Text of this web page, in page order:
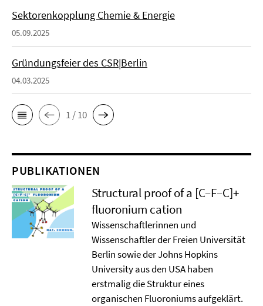
Sektorenkopplung Chemie & Energie
05.09.2025
Gründungsfeier des CSR|Berlin
04.03.2025
1 / 10
PUBLIKATIONEN
Structural proof of a [C–F–C]+
ﬂuoronium cation
Wissenschaftlerinnen und
Wissenschaftler der Freien Universität
Berlin sowie der Johns Hopkins
University aus den USA haben
erstmalig die Struktur eines
organischen Fluoroniums aufgeklärt.